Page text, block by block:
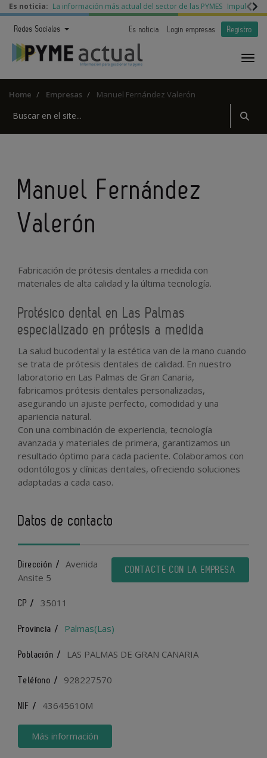
Es noticia: La información más actual del sector de las PYMES Impulso a
Redes Sociales Es noticia Login empresas Registro
Home Empresas Manuel Fernández Valerón
Manuel Fernández
Valerón
Fabricación de prótesis dentales a medida con
materiales de alta calidad y la última tecnología.
Protésico dental en Las Palmas
especializado en prótesis a medida
La salud bucodental y la estética van de la mano cuando
se trata de prótesis dentales de calidad. En nuestro
laboratorio en Las Palmas de Gran Canaria,
fabricamos prótesis dentales personalizadas,
asegurando un ajuste perfecto, comodidad y una
apariencia natural.
Con una combinación de experiencia, tecnología
avanzada y materiales de primera, garantizamos un
resultado óptimo para cada paciente. Colaboramos con
odontólogos y clínicas dentales, ofreciendo soluciones
adaptadas a cada caso.
Datos de contacto
CONTACTE CON LA EMPRESA
Dirección / Avenida
Ansite 5
CP / 35011
Provincia / Palmas(Las)
Población / LAS PALMAS DE GRAN CANARIA
Teléfono / 928227570
NIF / 43645610M
Más información